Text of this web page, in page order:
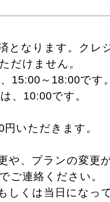
となります。クレ
だけません。
15:00～18:00です
、10:00です。
いただきます。
や、プランの変更
ご連絡ください。
しくは当日になっ